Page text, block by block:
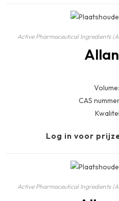
Active Pharmaceutical Ingredients
CAS
Log in voor
Active Pharmaceutical Ingredients